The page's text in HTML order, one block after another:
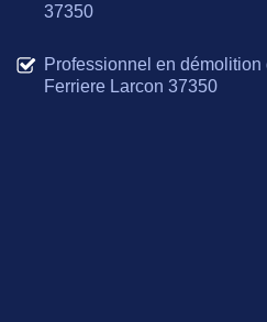
37350
Professionnel en démolition
Ferriere Larcon 37350